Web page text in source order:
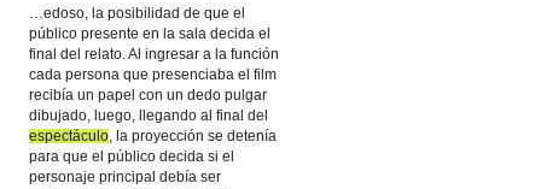
…edoso, la posibilidad de que el
público presente en la sala decida el
final del relato. Al ingresar a la función
cada persona que presenciaba el film
recibía un papel con un dedo pulgar
dibujado, luego, llegando al final del
espectáculo , la proyección se detenía
para que el público decida si el
personaje principal debía ser
espectáculo